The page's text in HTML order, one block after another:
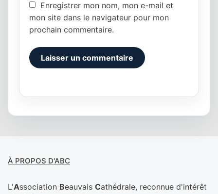
Enregistrer mon nom, mon e-mail et
mon site dans le navigateur pour mon
prochain commentaire.
À PROPOS D'ABC
L'Association Beauvais Cathédrale, reconnue d'intérêt